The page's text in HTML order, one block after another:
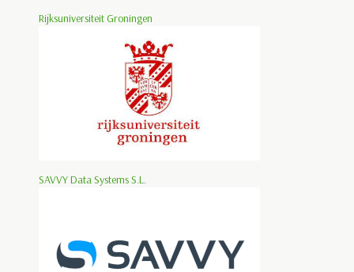
Rijksuniversiteit Groningen
SAVVY Data Systems S.L.